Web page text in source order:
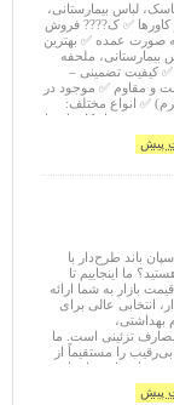
لباس بیمارستانی،
✅ ک???? فروش
صورت عمده ✅ بهترین
بیمارستانی، ملحفه
کیفیت تضمینی –
و مقاوم ✅ موجود در
مختلف (40 تا 90 گرم) ✅ انواع مختلف:
خرید مستقیم از کارخانه با
باند طرح‌دار با
کارخانه در سال 1405 هستید؟ ما اینجاییم تا
بازار به شما ارائه
انتخابی عالی برای
بهداشتی،
تزئینی است. ما
را مستقیماً از
پارچه اسپان